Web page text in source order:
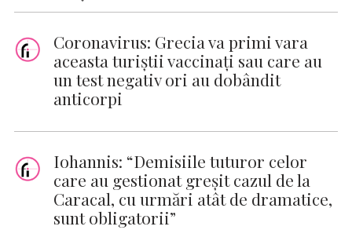
Coronavirus: Grecia va primi vara
aceasta turiştii vaccinaţi sau care au
un test negativ ori au dobândit
anticorpi
Iohannis: “Demisiile tuturor celor
care au gestionat greșit cazul de la
Caracal, cu urmări atât de dramatice,
sunt obligatorii”